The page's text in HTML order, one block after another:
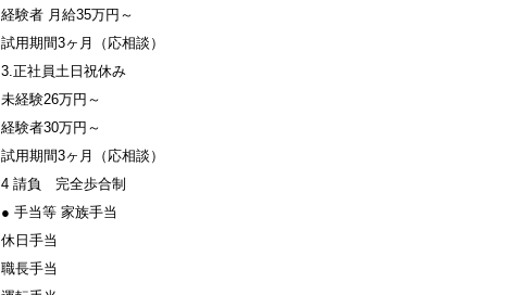
経験者 月給35万円～
試用期間3ヶ月（応相談）
3.正社員土日祝休み
未経験26万円～
経験者30万円～
試用期間3ヶ月（応相談）
4 請負 完全歩合制
● 手当等 家族手当
休日手当
職長手当